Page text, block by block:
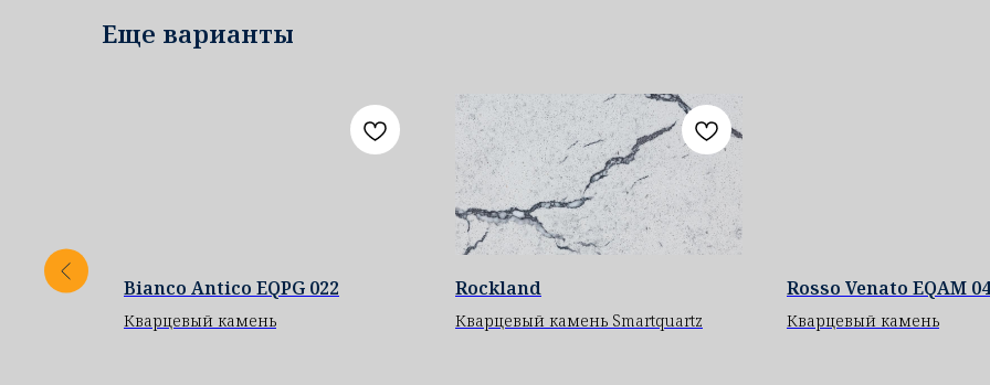
Еще варианты
Bianco Antico EQPG 022
Кварцевый камень
Rockland
Кварцевый камень Smartquartz
Rosso Venato EQAM
Кварцевый камень